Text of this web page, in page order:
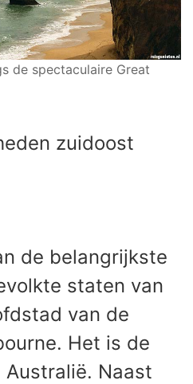
de spectaculaire Great
zuidoost
de belangrijkste
staten van
van de
Het is de
Naast